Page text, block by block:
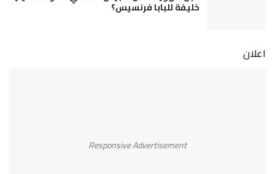
خليفة للبابا فرنسيس؟
اعلان
Responsive Advertisement